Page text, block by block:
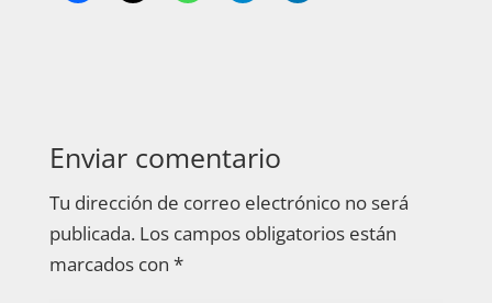
Enviar comentario
Tu dirección de correo electrónico no será
publicada. Los campos obligatorios están
marcados con *